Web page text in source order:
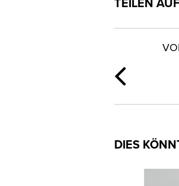
DIES